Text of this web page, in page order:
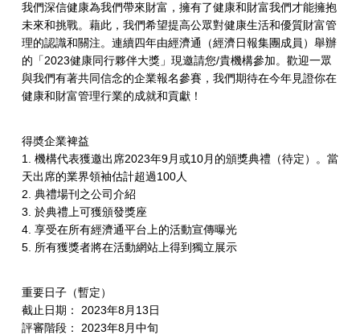
我們深信健康為我們帶來財富，擁有了健康和財富我們才能擁抱
未來和挑戰。藉此，我們希望提高公眾對健康生活和優質財富管
理的認識和關注。連續四年由經濟通（經濟日報集團成員）舉辦
的「2023健康同行夥伴大獎」現邀請您/貴機構參加。歡迎一眾
與我們有著共同信念的企業報名參賽，我們期待在今年見證你在
健康和財富管理行業的成就和貢獻！
得奬企業裨益
1. 機構代表獲邀出席2023年9月或10月的頒獎典禮（待定）。當
天出席的業界領袖估計超過100人
2. 典禮場刊之公司介紹
3. 於典禮上可獲頒發獎座
4. 享受在所有經濟通平台上的活動宣傳曝光
5. 所有獲獎者將在活動網站上得到獨立展示
重要日子（暫定）
截止日期： 2023年8月13日
評審階段： 2023年8月中旬